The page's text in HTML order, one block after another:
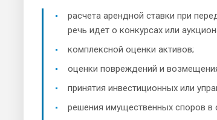
расчета арендной ставки при
речь идет о конкурсах или
комплексной оценки активов;
оценки повреждений и
принятия инвестиционных или
решения имущественных споров